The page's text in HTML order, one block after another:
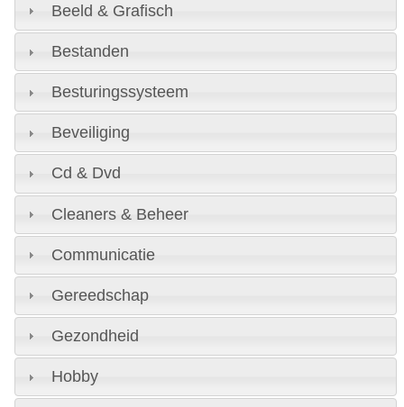
Beeld & Grafisch
Bestanden
Besturingssysteem
Beveiliging
Cd & Dvd
Cleaners & Beheer
Communicatie
Gereedschap
Gezondheid
Hobby